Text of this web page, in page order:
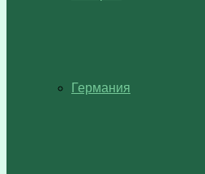
Германия